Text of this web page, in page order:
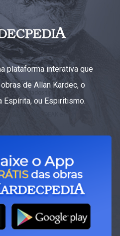
plataforma interativa que
de Allan Kardec, o
Espírita, ou Espiritismo.